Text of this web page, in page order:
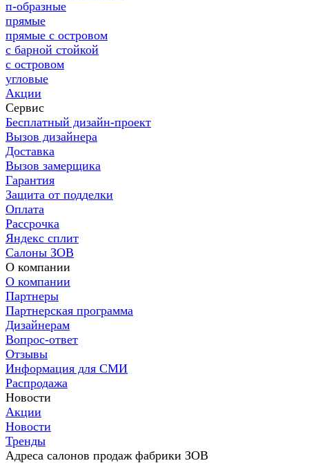
п-образные
прямые
прямые с островом
с барной стойкой
с островом
угловые
Акции
Сервис
Бесплатный дизайн-проект
Вызов дизайнера
Доставка
Вызов замерщика
Гарантия
Защита от подделки
Оплата
Рассрочка
Яндекс сплит
Салоны ЗОВ
О компании
О компании
Партнеры
Партнерская программа
Дизайнерам
Вопрос-ответ
Отзывы
Информация для СМИ
Распродажа
Новости
Акции
Новости
Тренды
Адреса салонов продаж фабрики ЗОВ